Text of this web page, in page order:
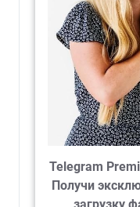
Telegram
Получи